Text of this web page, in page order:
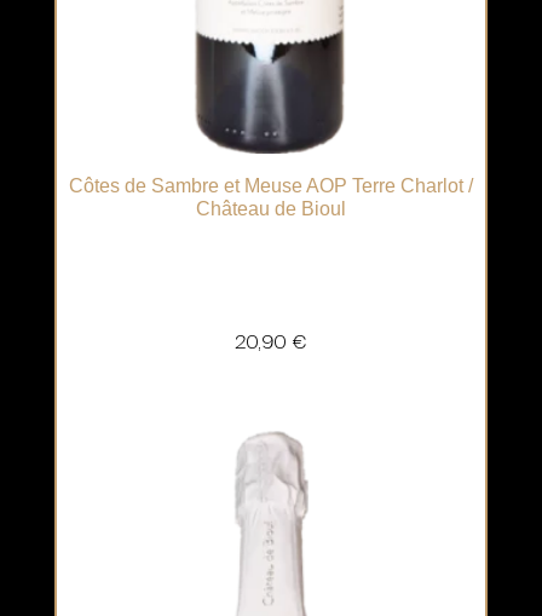
Côtes de Sambre et Meuse AOP Terre Charlot /
Château de Bioul
20,90 €